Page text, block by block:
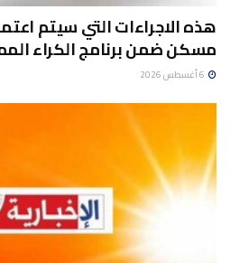
هذه الاجراءات التي سيتم
مسكن ضمن برنامج الكراء